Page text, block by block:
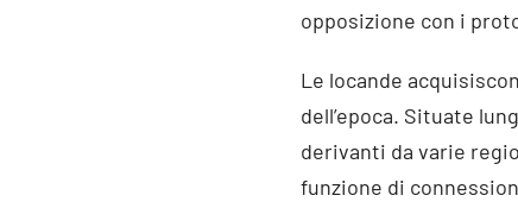
opposizione con i
Le locande
dell’epoca. Situate
derivanti da varie
funzione di